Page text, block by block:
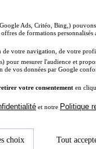
Google Ads, Critéo, Bing,)
de formations
votre navigation, de votre
pour mesurer l'audience et
de vos données par Google
votre consentement en
et notre Politique
choix Tout